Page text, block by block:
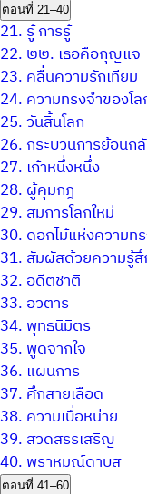
ตอนที่ 21–40
21. รู้ การรู้
22. ๒๒. เธอคือกุญแจ
23. คลื่นความรักเทียม
24. ความทรงจำของโล
25.วันสิ้นโลก
26. กระบวนการย้อนก
27. เก้าหนึ่งหนึ่ง
28. ผู้คุมกฎ
29. สมการโลกใหม่
30. ดอกไม้แห่งความท
31. สัมผัสด้วยความรู้
32. อดีตชาติ
33. อวตาร
34. พุทธนิมิตร
35. พูดจากใจ
36. แผนการ
37. ศึกสายเลือด
38. ความเบื่อหน่าย
39. สวดสรรเสริญ
40. พราหมณ์ดาบส
ตอนที่ 41–60